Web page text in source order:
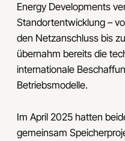
Energy Developments
Standortentwicklung –
den Netzanschluss bis
übernahm bereits die
internationale
Betriebsmodelle.
Im April 2025 hatten
gemeinsam